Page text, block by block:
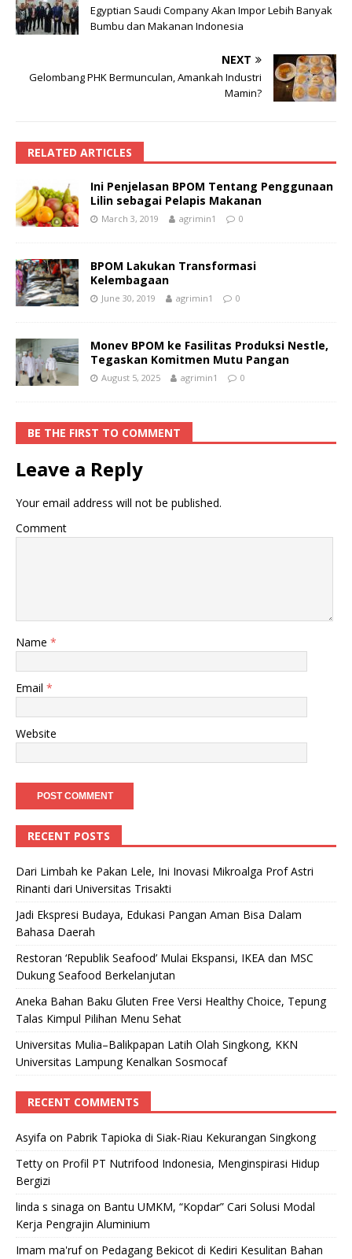
Egyptian Saudi Company Akan Impor Lebih Banyak
Bumbu dan Makanan Indonesia
NEXT
Gelombang PHK Bermunculan, Amankah Industri
Mamin?
RELATED ARTICLES
Ini Penjelasan BPOM Tentang Penggunaan
Lilin sebagai Pelapis Makanan
March 3, 2019 agrimin1 0
BPOM Lakukan Transformasi
Kelembagaan
June 30, 2019 agrimin1 0
Monev BPOM ke Fasilitas Produksi Nestle,
Tegaskan Komitmen Mutu Pangan
August 5, 2025 agrimin1 0
BE THE FIRST TO COMMENT
Leave a Reply
Your email address will not be published.
Comment
Name *
Email *
Website
RECENT POSTS
Dari Limbah ke Pakan Lele, Ini Inovasi Mikroalga Prof Astri
Rinanti dari Universitas Trisakti
Jadi Ekspresi Budaya, Edukasi Pangan Aman Bisa Dalam
Bahasa Daerah
Restoran ‘Republik Seafood’ Mulai Ekspansi, IKEA dan MSC
Dukung Seafood Berkelanjutan
Aneka Bahan Baku Gluten Free Versi Healthy Choice, Tepung
Talas Kimpul Pilihan Menu Sehat
Universitas Mulia–Balikpapan Latih Olah Singkong, KKN
Universitas Lampung Kenalkan Sosmocaf
RECENT COMMENTS
Asyifa on Pabrik Tapioka di Siak-Riau Kekurangan Singkong
Tetty on Profil PT Nutrifood Indonesia, Menginspirasi Hidup
Bergizi
linda s sinaga on Bantu UMKM, “Kopdar” Cari Solusi Modal
Kerja Pengrajin Aluminium
Imam ma'rufon Pedagang Bekicot di Kediri Kesulitan Bahan